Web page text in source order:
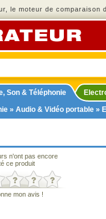
le moteur de comparaison
Son & Téléphonie
» Audio & Vidéo portable »
n'ont pas encore
ce produit
mon avis !